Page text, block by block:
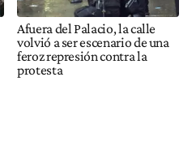
Afuera del Palacio, la calle
volvió a ser escenario de una
feroz represión contra la
protesta